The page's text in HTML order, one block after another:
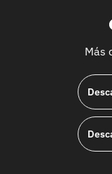
Más